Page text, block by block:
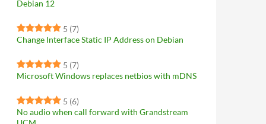
Debian 12
5 (7)
Change Interface Static IP Address on Debian
5 (7)
Microsoft Windows replaces netbios with mDNS
5 (6)
No audio when call forward with Grandstream